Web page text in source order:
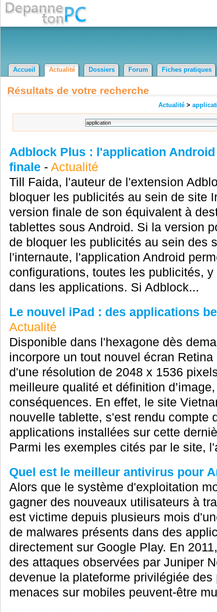
Accueil Actualité Dossiers Forum Fiches pratiques
Résultats de votre recherche
Actualité>
Adblock Plus : l'application
finale - Actualité
Till Faida, l'auteur de l'extension
bloquer les publicités au sein de site
version finale de son équivalent à
tablettes sous Android. Si la version
de bloquer les publicités au sein des
l'internaute, l'application Android
configurations, toutes les publicités,
dans les applications. Si Adblock...
Le nouvel iPad : des applications
Actualité
Disponible dans l'hexagone dès
incorpore un tout nouvel écran
d'une résolution de 2048 x 1536
meilleure qualité et définition
conséquences. En effet, le site
nouvelle tablette, s'est rendu compte
applications installées sur cette
Parmi les exemples cités par le site,
Quel est le meilleur antivirus pour
Alors que le système d'exploitation
gagner des nouveaux utilisateurs à
est victime depuis plusieurs mois
de malwares présents dans des
directement sur Google Play. En
des attaques observées par Juniper
devenue la plateforme privilégiée
menaces sur mobiles peuvent-être